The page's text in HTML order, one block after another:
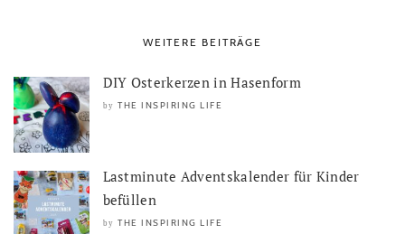
WEITERE BEITRÄGE
DIY Osterkerzen in Hasenform
by THE INSPIRING LIFE
Lastminute Adventskalender für Kinder
befüllen
by THE INSPIRING LIFE